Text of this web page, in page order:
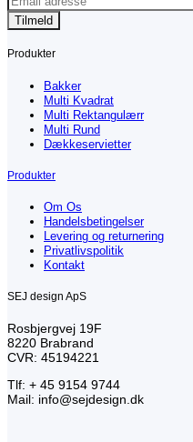
Produkter
Bakker
Multi Kvadrat
Multi Rektangulærr
Multi Rund
Dækkeservietter
Produkter
Om Os
Handelsbetingelser
Levering og returnering
Privatlivspolitik
Kontakt
SEJ design ApS
Rosbjergvej 19F
8220 Brabrand
CVR: 45194221
Tlf: + 45 9154 9744
Mail: info@sejdesign.dk